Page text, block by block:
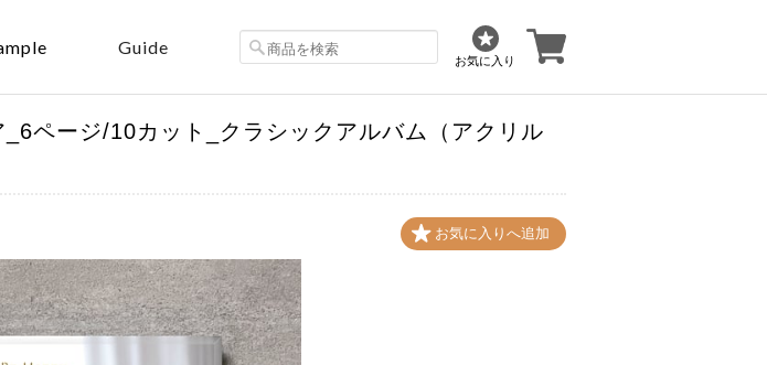
Guide
お気に入り
ページ/10カット_クラシックアルバム（アクリル